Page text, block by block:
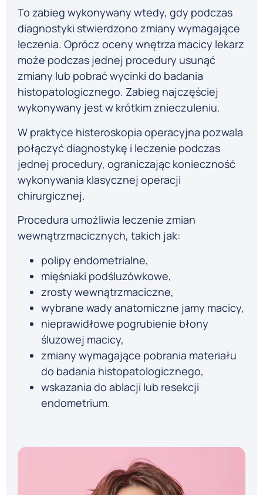
To zabieg wykonywany wtedy, gdy podczas
diagnostyki stwierdzono zmiany wymagające
leczenia. Oprócz oceny wnętrza macicy lekarz
może podczas jednej procedury usunąć
zmiany lub pobrać wycinki do badania
histopatologicznego. Zabieg najczęściej
wykonywany jest w krótkim znieczuleniu.
W praktyce histeroskopia operacyjna pozwala
połączyć diagnostykę i leczenie podczas
jednej procedury, ograniczając konieczność
wykonywania klasycznej operacji
chirurgicznej.
Procedura umożliwia leczenie zmian
wewnątrzmacicznych, takich jak:
polipy endometrialne,
mięśniaki podśluzówkowe,
zrosty wewnątrzmaciczne,
wybrane wady anatomiczne jamy macicy,
nieprawidłowe pogrubienie błony
śluzowej macicy,
zmiany wymagające pobrania materiału
do badania histopatologicznego,
wskazania do ablacji lub resekcji
endometrium.